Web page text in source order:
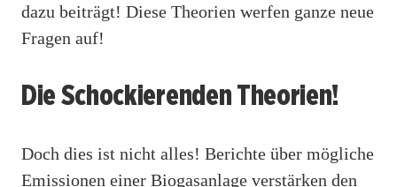
dazu beiträgt! Diese Theorien werfen ganze neue
Fragen auf!
Die Schockierenden Theorien!
Doch dies ist nicht alles! Berichte über mögliche
Emissionen einer Biogasanlage verstärken den